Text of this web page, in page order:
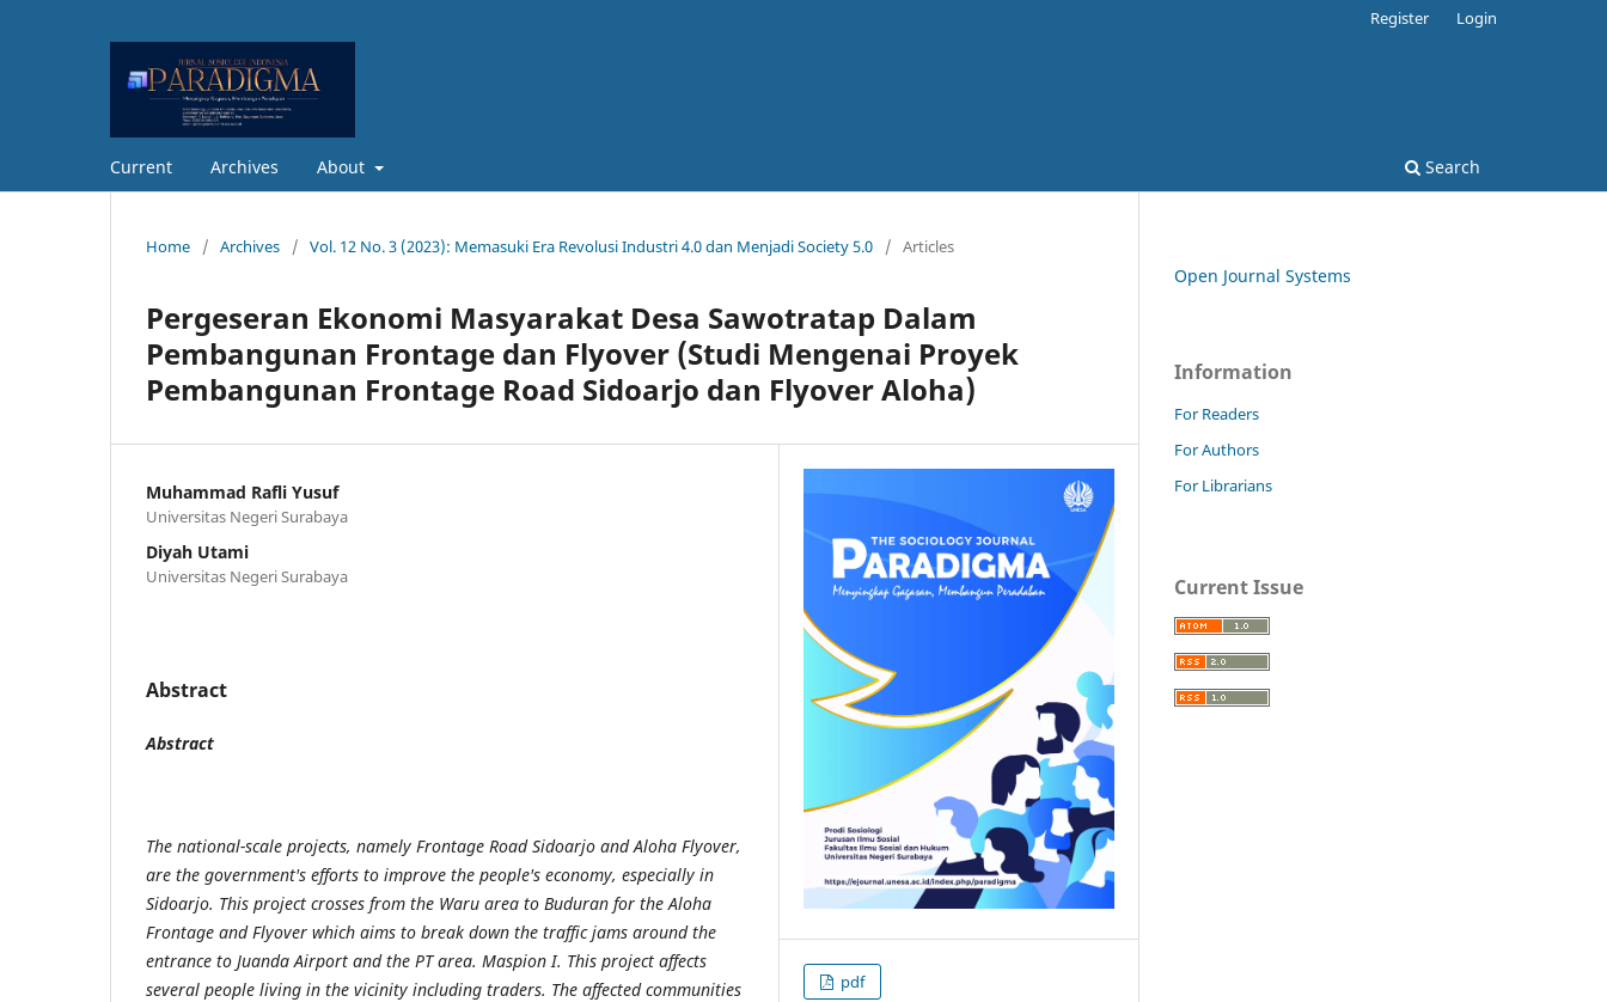
Current Archives About Search
Register Login
Home / Archives / Vol. 12 No. 3 (2023): Memasuki Era Revolusi Industri 4.0 dan Menjadi Society 5.0 / Articles
Pergeseran Ekonomi Masyarakat Desa Sawotratap Dalam
Pembangunan Frontage dan Flyover (Studi Mengenai Proyek
Pembangunan Frontage Road Sidoarjo dan Flyover Aloha)
Muhammad Rafli Yusuf
Universitas Negeri Surabaya
Diyah Utami
Universitas Negeri Surabaya
Abstract
Abstract
The national-scale projects, namely Frontage Road Sidoarjo and Aloha Flyover,
are the government's efforts to improve the people's economy, especially in
Sidoarjo. This project crosses from the Waru area to Buduran for the Aloha
Frontage and Flyover which aims to break down the traffic jams around the
entrance to Juanda Airport and the PT area. Maspion I. This project affects
several people living in the vicinity including traders. The affected communities
pdf
Open Journal Systems
Information
For Readers
For Authors
For Librarians
Current Issue